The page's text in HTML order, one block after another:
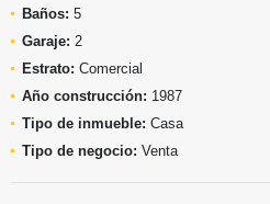
Baños: 5
Garaje: 2
Estrato: Comercial
Año construcción: 1987
Tipo de inmueble: Casa
Tipo de negocio: Venta